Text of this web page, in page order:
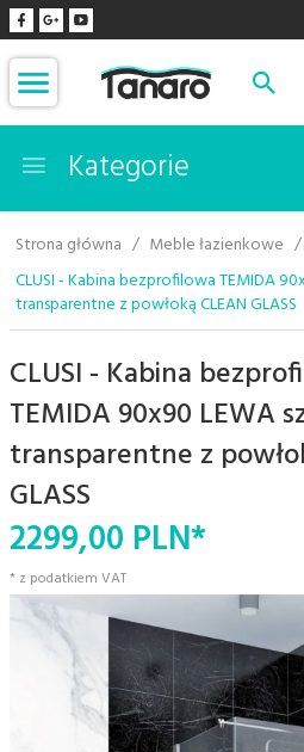
Kategorie
Strona główna
Meble łazienkowe
CLUSI - Kabina bezprofilowa TEMIDA
transparentne z powłoką CLEAN GLASS
CLUSI - Kabina
TEMIDA 90x90 LEWA
transparentne z
GLASS
2299,00 PLN*
* z podatkiem VAT